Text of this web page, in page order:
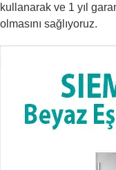
kullanarak ve 1 yıl
olmasını sağlıyoruz.